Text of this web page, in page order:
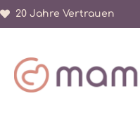
Zur
20 Jahre Vertrauen